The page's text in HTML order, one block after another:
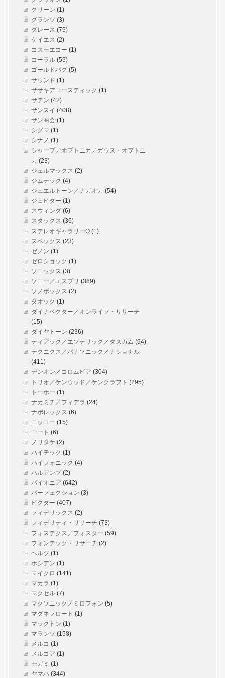
クリーン (1)
グランツ (3)
グレース (75)
ケイエス (2)
コスモエコー (1)
コーラル (55)
ゴールドバグ (5)
サウンド (1)
ササキアコースティック (1)
サテン (42)
サンスイ (408)
サン商会 (1)
シグマ (1)
シナノ (1)
シャープ／オプトニカ／ガウス・オプトニ
カ (23)
ジェルマックス (2)
ジムテック (4)
ジュエルトーン／ナガオカ (54)
ジュピター (1)
スウィング (6)
スタックス (36)
ステレオギャラリーQ (1)
スペックス (23)
ゼノン (1)
ゼロショック (1)
ソニックス (3)
ソニー／エスプリ (389)
ソノボックス (2)
タオック (1)
ダイナベクター／オンライフ・リサーチ
(15)
ダイヤトーン (236)
ティアック／エソテリック／タスカム (94)
テクニクス／パナソニック／ナショナル
(411)
デンオン／コロムビア (304)
トリオ／ケンウッド／ケンクラフト (295)
トーホー (1)
ナカミチ／フィデラ (24)
ナポレックス (6)
ニッコー (15)
ニート (6)
ノリタケ (2)
ハイテック (1)
ハイフォニック (4)
ハルアンプ(2)
パイオニア (642)
パーフェクション (3)
ビクター (407)
フィデリックス (2)
フィデリティ・リサーチ (73)
フォステクス／フォスター (59)
フォンテック・リサーチ (2)
ヘルツ (1)
ホシデン (1)
マイクロ (141)
マカラ (1)
マクセル (7)
マクソニック／ミロフォン (5)
マグネフロート (1)
マックトン (1)
マランツ (158)
メルコ (1)
メルコア (1)
モガミ (1)
ヤマハ (344)